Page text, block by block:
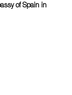
of Spain in